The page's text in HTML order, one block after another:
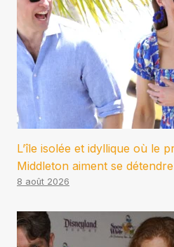
L’île isolée et idyllique où le
Middleton aiment se détendre
8 août 2026